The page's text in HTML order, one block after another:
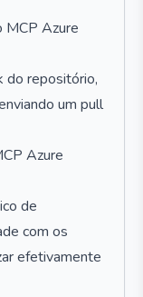
MCP Azure
do repositório,
um pull
Azure
de
com os
efetivamente